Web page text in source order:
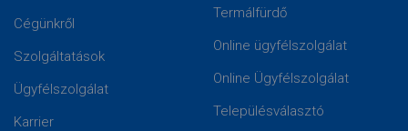
Cégünkről
Szolgáltatások
Ügyfélszolgálat
Karrier
Termálfürdő
Online ügyfélszolgálat
Online Ügyfélszolgálat
Településválasztó